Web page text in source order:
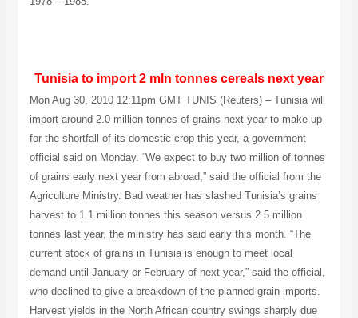
Tunisia to import 2 mln tonnes cereals next year
Mon Aug 30, 2010 12:11pm GMT TUNIS (Reuters) – Tunisia will
import around 2.0 million tonnes of grains next year to make up
for the shortfall of its domestic crop this year, a government
official said on Monday. “We expect to buy two million of tonnes
of grains early next year from abroad,” said the official from the
Agriculture Ministry. Bad weather has slashed Tunisia’s grains
harvest to 1.1 million tonnes this season versus 2.5 million
tonnes last year, the ministry has said early this month. “The
current stock of grains in Tunisia is enough to meet local
demand until January or February of next year,” said the official,
who declined to give a breakdown of the planned grain imports.
Harvest yields in the North African country swings sharply due